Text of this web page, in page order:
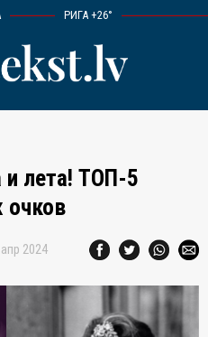
РИГА +26°
и лета! ТОП-5
очков
2024